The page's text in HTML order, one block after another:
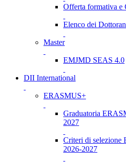
Offerta formativa e
Elenco dei
Master
EMJMD SEAS 4.0
DII International
ERASMUS+
Graduatoria
2027
Criteri di selezione
2026-2027